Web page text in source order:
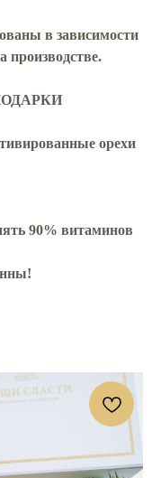
в зависимости
производстве.
ПОДАРКИ
орехи
90% витаминов